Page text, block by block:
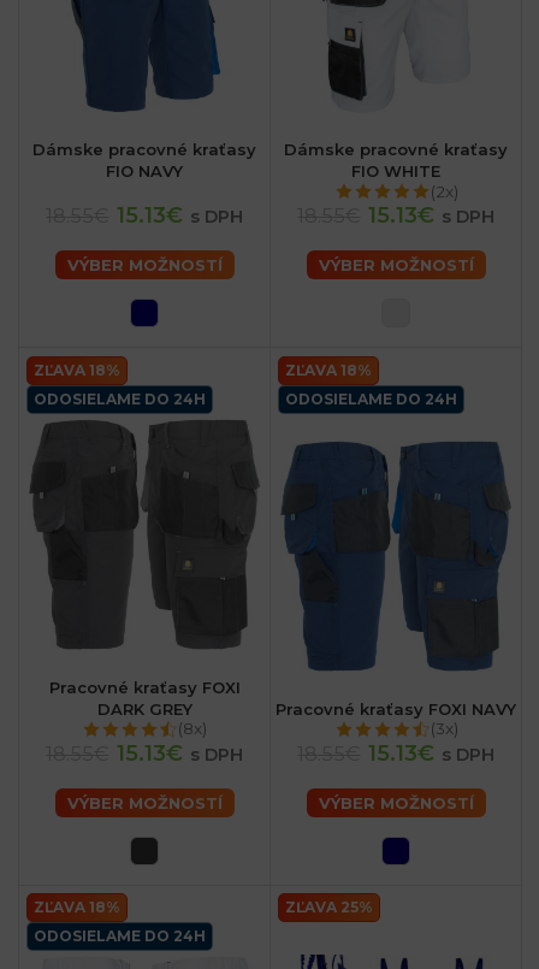
Dámske pracovné kraťasy
FIO NAVY
15.13€ s DPH
VÝBER MOŽNOSTÍ
Dámske pracovné kraťasy
FIO WHITE
(2x)
15.13€ s DPH
VÝBER MOŽNOSTÍ
ZĽAVA 18%
ODOSIELAME DO 24H
Pracovné kraťasy FOXI
DARK GREY
(8x)
15.13€ s DPH
VÝBER MOŽNOSTÍ
ZĽAVA 18%
ODOSIELAME DO 24H
Pracovné kraťasy FOXI NAVY
(3x)
15.13€ s DPH
VÝBER MOŽNOSTÍ
ZĽAVA 18%
ODOSIELAME DO 24H
ZĽAVA 25%